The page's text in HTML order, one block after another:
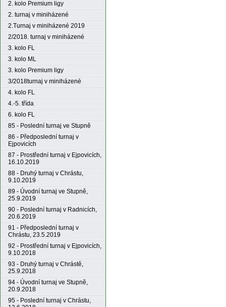
2. kolo Premium ligy
2. turnaj v miniházené
2.Turnaj v miniházené 2019
2/2018. turnaj v miniházené
3. kolo FL
3. kolo ML
3. kolo Premium ligy
3/2018turnaj v miniházené
4. kolo FL
4.-5. třída
6. kolo FL
85 - Poslední turnaj ve Stupně
86 - Předposlední turnaj v
Ejpovicích
87 - Prostřední turnaj v Ejpovicích,
16.10.2019
88 - Druhý turnaj v Chrástu,
9.10.2019
89 - Úvodní turnaj ve Stupně,
25.9.2019
90 - Poslední turnaj v Radnicích,
20.6.2019
91 - Předposlední turnaj v
Chrástu, 23.5.2019
92 - Prostřední turnaj v Ejpovicích,
9.10.2018
93 - Druhý turnaj v Chrástě,
25.9.2018
94 - Úvodní turnaj ve Stupně,
20.9.2018
95 - Poslední turnaj v Chrástu,